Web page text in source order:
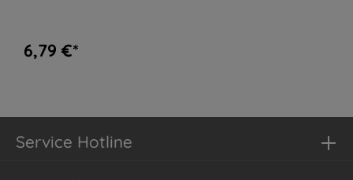
6,79 €*
Service Hotline